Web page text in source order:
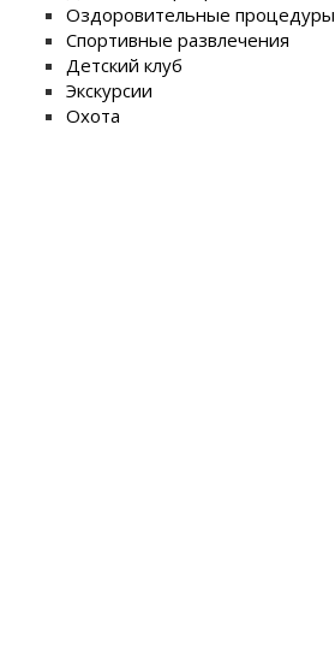
Оздоровительные процедуры
Спортивные развлечения
Детский клуб
Экскурсии
Охота